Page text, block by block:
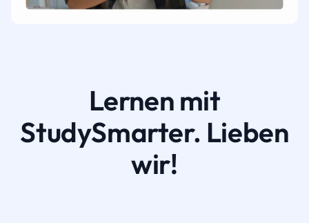
Lernen mit
StudySmarter. Lieben
wir!